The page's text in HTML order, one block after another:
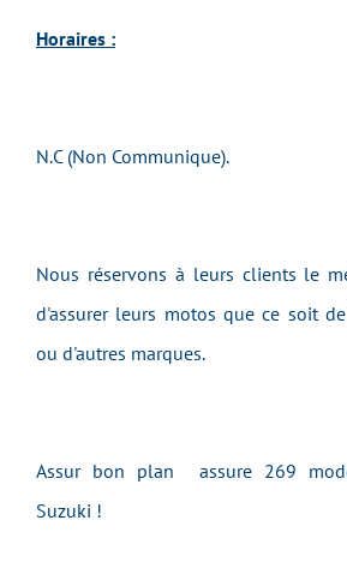
Horaires :
N.C (Non Communique).
Nous réservons à leurs clients le
d'assurer leurs motos que ce soit
ou d'autres marques.
Assur bon plan assure 269
Suzuki !